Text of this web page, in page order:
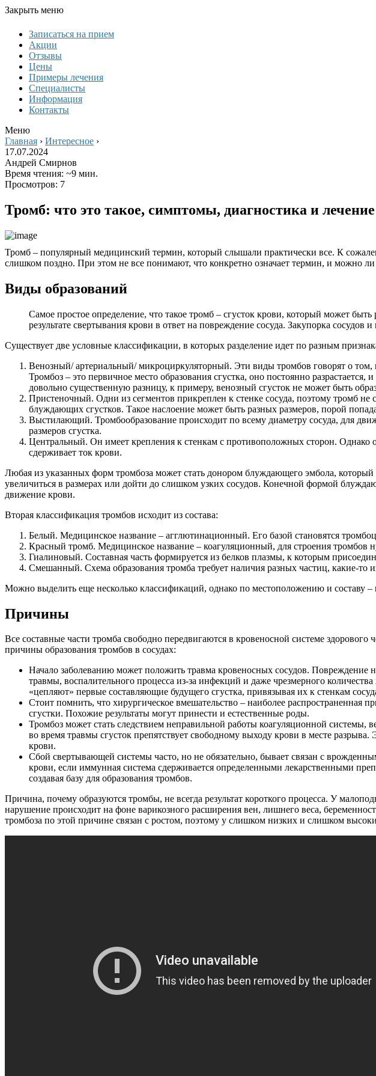
Закрыть меню
Записаться на прием
Акции
Отзывы
Цены
Примеры лечения
Специалисты
Информация
Контакты
Меню
Главная › Интересное ›
17.07.2024
Андрей Смирнов
Время чтения: ~9 мин.
Просмотров: 7
Тромб: что это такое, симптомы, диагностика и лечение
Тромб – популярный медицинский термин, который слышали практически все. К
слишком поздно. При этом не все понимают, что конкретно означает термин, и можно ли
Виды образований
Самое простое определение, что такое тромб – сгусток крови, который может
результате свертывания крови в ответ на повреждение сосуда. Закупорка
Существует две условные классификации, в которых разделение идет по разным
Венозный/ артериальный/ микроциркуляторный. Эти виды тромбов говорят о том,
Тромбоз – это первичное место образования сгустка, оно постоянно
довольно существенную разницу, к примеру, венозный сгусток не может быть
Пристеночный. Одни из сегментов прикреплен к стенке сосуда, поэтому тромб
блуждающих сгустков. Такое наслоение может быть разных размеров, порой
Выстилающий. Тромбообразование происходит по всему диаметру сосуда, для
размеров сгустка.
Центральный. Он имеет крепления к стенкам с противоположных сторон. Однако
сдерживает ток крови.
Любая из указанных форм тромбоза может стать донором блуждающего эмбола, который
увеличиться в размерах или дойти до слишком узких сосудов. Конечной формой
движение крови.
Вторая классификация тромбов исходит из состава:
Белый. Медицинское название – агглютинационный. Его базой становятся
Красный тромб. Медицинское название – коагуляционный, для строения
Гиалиновый. Составная часть формируется из белков плазмы, к которым
Смешанный. Схема образования тромба требует наличия разных частиц, какие-то
Можно выделить еще несколько классификаций, однако по местоположению и составу
Причины
Все составные части тромба свободно передвигаются в кровеносной системе
причины образования тромбов в сосудах:
Начало заболеванию может положить травма кровеносных сосудов. Повреждение
травмы, воспалительного процесса из-за инфекций и даже чрезмерного
«цепляют» первые составляющие будущего сгустка, привязывая их к стенкам
Стоит помнить, что хирургическое вмешательство – наиболее распространенная
сгустки. Похожие результаты могут принести и естественные роды.
Тромбоз может стать следствием неправильной работы коагуляционной системы,
во время травмы сгусток препятствует свободному выходу крови в месте
крови.
Сбой свертывающей системы часто, но не обязательно, бывает связан с
крови, если иммунная система сдерживается определенными лекарственными
создавая базу для образования тромбов.
Причина, почему образуются тромбы, не всегда результат короткого процесса. У
нарушение происходит на фоне варикозного расширения вен, лишнего веса,
тромбоза по этой причине связан с ростом, поэтому у слишком низких и слишком